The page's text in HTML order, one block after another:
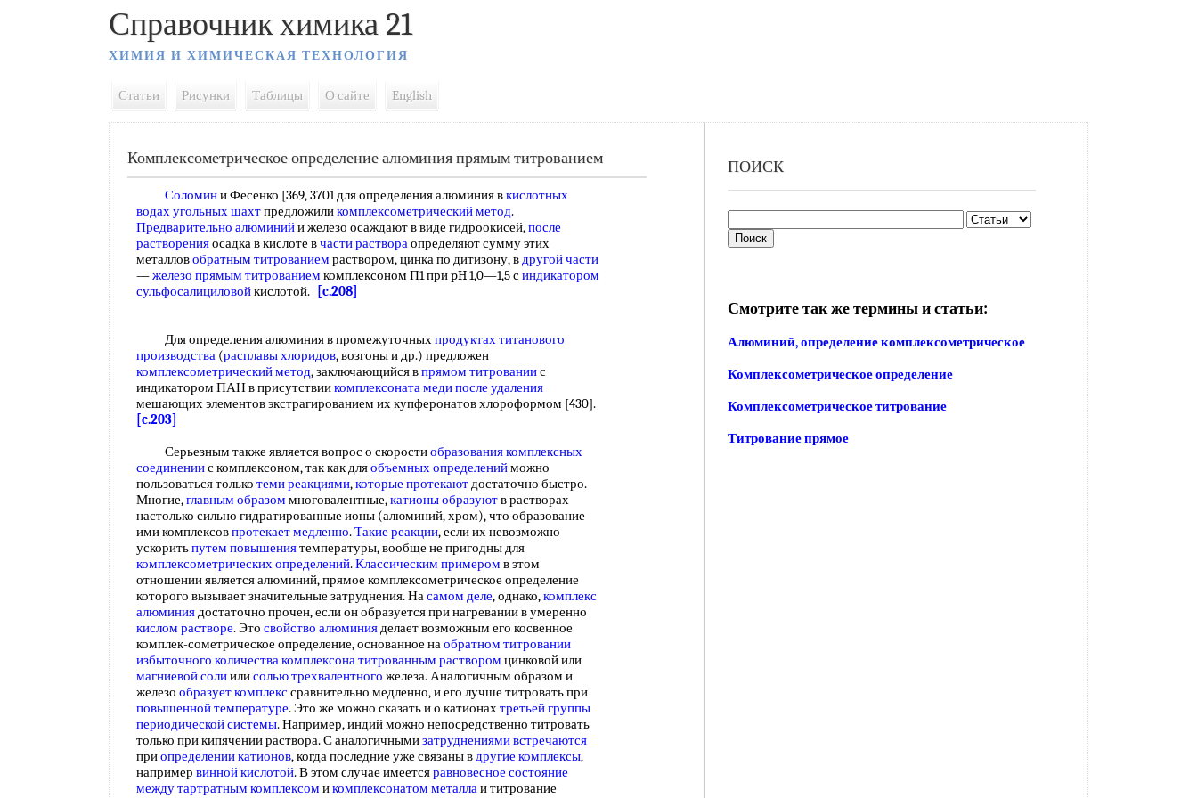
Справочник химика 21
ХИМИЯ И ХИМИЧЕСКАЯ ТЕХНОЛОГИЯ
Статьи Рисунки Таблицы О сайте English
Комплексометрическое определение алюминия прямым титрованием
Соломини Фесенко [369, 3701 для определения алюминия вкислотных
водахугольных шахтпредложиликомплексометрический метод.
Предварительно алюминийи железо осаждают в виде гидроокисей,после
растворенияосадка в кислоте вчасти раствораопределяют сумму этих
металловобратным титрованием раствором, цинка по дитизону, вдругой части
—железо прямым титрованием комплексоном П1 при pH 1,0—1,5 синдикатором
сульфосалициловойкислотой. [c.208]
Для определения алюминия в промежуточныхпродуктах титанового
производства (расплавы хлоридов, возгоны и др.) предложен
комплексометрический метод, заключающийся впрямом титрованиис
индикатором ПАН в присутствиикомплексоната медипосле удаления
мешающих элементов экстрагированием их купферонатов хлороформом [430].
[c.203]
Серьезным также является вопрос о скоростиобразования комплексных
соединениис комплексоном, так как дляобъемных определенийможно
пользоваться только теми реакциями,которые протекаютдостаточно быстро.
Многие,главным образом многовалентные,катионы образуютв растворах
настолько сильно гидратированные ионы (алюминий, хром), что образование
ими комплексовпротекает медленно.Такие реакции, если их невозможно
ускоритьпутем повышениятемпературы, вообще не пригодны для
комплексометрических определений.Классическим примером в этом
отношении является алюминий, прямое комплексометрическое определение
которого вызывает значительные затруднения. Насамом деле, однако,комплекс
алюминиядостаточно прочен, если он образуется при нагревании в умеренно
кислом растворе. Это свойство алюминияделает возможным его косвенное
комплек-сометрическое определение, основанное наобратном титровании
избыточного количествакомплексона титрованным раствором цинковой или
магниевой солиилисолью трехвалентного железа. Аналогичным образом и
железо образует комплекссравнительно медленно, и его лучше титровать при
повышенной температуре. Это же можно сказать и о катионахтретьей группы
периодической системы. Например, индий можно непосредственно титровать
только при кипячении раствора. С аналогичнымизатруднениями встречаются
приопределении катионов, когда последние уже связаны вдругие комплексы,
например винной кислотой. В этом случае имеетсяравновесное состояние
междутартратным комплексом икомплексонатом металлаи титрование
ПОИСК
Смотрите так же термины и статьи:
Алюминий, определение комплексометрическое
Комплексометрическое определение
Комплексометрическое титрование
Титрование прямое